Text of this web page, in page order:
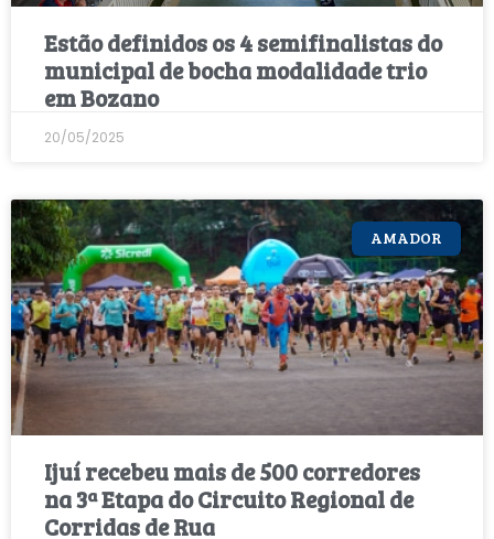
Estão definidos os 4 semifinalistas do
municipal de bocha modalidade trio
em Bozano
20/05/2025
AMADOR
Ijuí recebeu mais de 500 corredores
na 3ª Etapa do Circuito Regional de
Corridas de Rua